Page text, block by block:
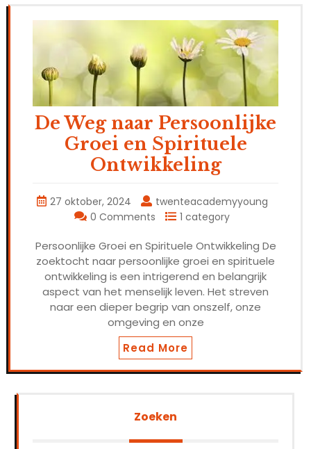
De Weg naar Persoonlijke
Groei en Spirituele
Ontwikkeling
27 oktober, 2024
twenteacademyyoung
0 Comments
1 category
Persoonlijke Groei en Spirituele Ontwikkeling De
zoektocht naar persoonlijke groei en spirituele
ontwikkeling is een intrigerend en belangrijk
aspect van het menselijk leven. Het streven
naar een dieper begrip van onszelf, onze
omgeving en onze
Read More
Zoeken